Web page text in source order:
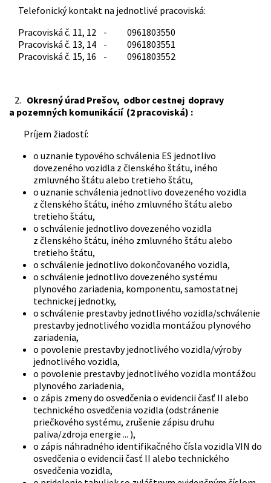
Telefonický kontakt na jednotlivé pracoviská:
Pracoviská č. 11, 12 - 0961803550
Pracoviská č. 13, 14 - 0961803551
Pracoviská č. 15, 16 - 0961803552
2. Okresný úrad Prešov, odbor cestnej dopravy
a pozemných komunikácií (2 pracoviská) :
Príjem žiadostí:
o uznanie typového schválenia ES jednotlivo
dovezeného vozidla z členského štátu, iného
zmluvného štátu alebo tretieho štátu,
o uznanie schválenia jednotlivo dovezeného vozidla
z členského štátu, iného zmluvného štátu alebo
tretieho štátu,
o schválenie jednotlivo dovezeného vozidla
z členského štátu, iného zmluvného štátu alebo
tretieho štátu,
o schválenie jednotlivo dokončovaného vozidla,
o schválenie jednotlivo dovezeného systému
plynového zariadenia, komponentu, samostatnej
technickej jednotky,
o schválenie prestavby jednotlivého vozidla/schválenie
prestavby jednotlivého vozidla montážou plynového
zariadenia,
o povolenie prestavby jednotlivého vozidla/výroby
jednotlivého vozidla,
o povolenie prestavby jednotlivého vozidla montážou
plynového zariadenia,
o zápis zmeny do osvedčenia o evidencii časť II alebo
technického osvedčenia vozidla (odstránenie
priečkového systému, zrušenie zápisu druhu
paliva/zdroja energie ... ),
o zápis náhradného identifikačného čísla vozidla VIN do
osvedčenia o evidencii časť II alebo technického
osvedčenia vozidla,